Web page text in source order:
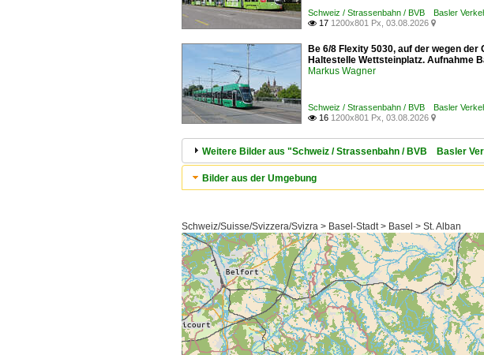
Schweiz / Strassenbahn / BVB Basler
 17 1200x801 Px, 03.08.2026 
Be 6/8 Flexity 5030, auf der wegen
Haltestelle Wettsteinplatz. Aufnahme
Markus Wagner
Schweiz / Strassenbahn / BVB Basler
 16 1200x801 Px, 03.08.2026 
Weitere Bilder aus "Schweiz / Strassenbahn / BVB Basler
Bilder aus der Umgebung
Schweiz/Suisse/Svizzera/Svizra > Basel-Stadt > Basel > St. Alban